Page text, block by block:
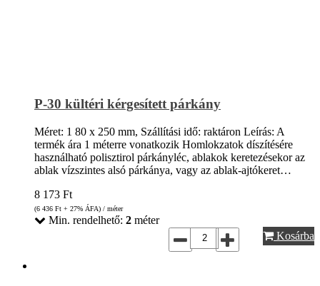
P-30 kültéri kérgesített párkány
Méret: 1 80 x 250 mm, Szállítási idő: raktáron Leírás: A
termék ára 1 méterre vonatkozik Homlokzatok díszítésére
használható polisztirol párkányléc, ablakok keretezésekor az
ablak vízszintes alsó párkánya, vagy az ablak-ajtókeret…
8 173 Ft
(6 436 Ft + 27% ÁFA) / méter
Min. rendelhető: 2 méter
Kosárba